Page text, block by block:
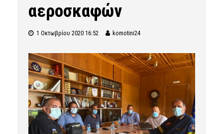
αεροσκαφών
1 Οκτωβρίου 2020 16:52 komotini24